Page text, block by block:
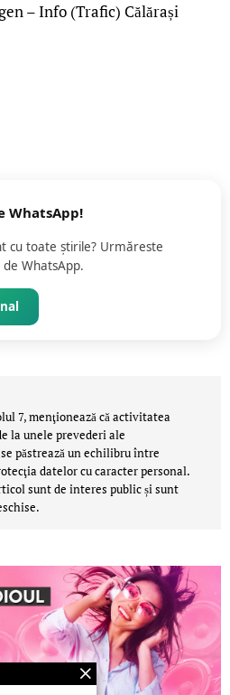
– Info (Trafic) Călărași
WhatsApp!
cu toate știrile? Urmăreste
de WhatsApp.
7, menţionează că activitatea
la unele prevederi ale
păstrează un echilibru între
datelor cu caracter personal.
sunt de interes public și sunt